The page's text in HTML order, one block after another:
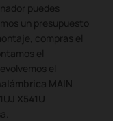
puedes
un presupuesto
compras el
el
el
MAIN
X541U